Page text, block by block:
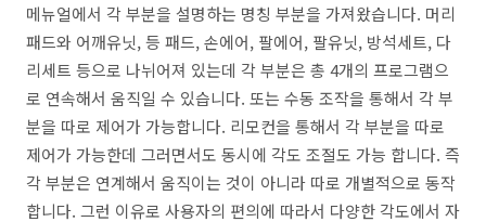
메뉴얼에서 각 부분을 설명하는 명칭 부분을 가져왔습니다. 머리
패드와 어깨유닛, 등 패드, 손에어, 팔에어, 팔유닛, 방석세트, 다
리세트 등으로 나뉘어져 있는데 각 부분은 총 4개의 프로그램으
로 연속해서 움직일 수 있습니다. 또는 수동 조작을 통해서 각 부
분을 따로 제어가 가능합니다. 리모컨을 통해서 각 부분을 따로
제어가 가능한데 그러면서도 동시에 각도 조절도 가능 합니다. 즉
각 부분은 연계해서 움직이는 것이 아니라 따로 개별적으로 동작
합니다. 그런 이유로 사용자의 편의에 따라서 다양한 각도에서 자